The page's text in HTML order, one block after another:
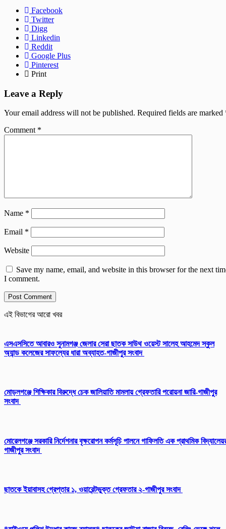
Facebook
Twitter
Digg
Linkedin
Reddit
Google Plus
Pinterest
Print
Leave a Reply
Your email address will not be published. Required fields are marked
Comment *
Name *
Email *
Website
Save my name, email, and website in this browser for the next
I comment.
এই বিভাগের আরো খবর
এসএসসিতে আবারও সুনামগঞ্জ জেলার সেরা ছাতক সাউথ ওয়েস্ট সালেহ আহমেদ স্কুল
অ্যান্ড কলেজের সাফল্যের ধারা অব্যাহত-গাজীপুর সংবাদ
মোড়লগঞ্জে শিক্ষিকার বিরুদ্ধে চেক জালিয়াতি মামলায় গ্রেফতারি পরোয়না জারি-গাজীপুর
সংবাদ
মোরেলগঞ্জে সরকারি নির্দেশনার বৃক্ষরোপন কর্মসূচি পালনে গাফিলতি এক প্রাথমিক
গাজীপুর সংবাদ
ছাতকে ইয়াবাসহ গ্রেপ্তার ১, ওয়ারেন্টভুক্ত গ্রেফতার ২-গাজীপুর সংবাদ